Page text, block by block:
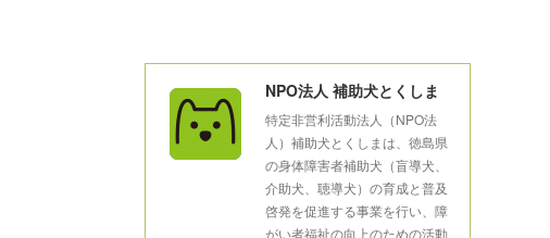
NPO法人 補助犬とくしま
特定非営利活動法人（NPO法
人）補助犬とくしまは、徳島県
の身体障害者補助犬（盲導犬、
介助犬、聴導犬）の育成と普及
啓発を促進する事業を行い、障
がい者福祉の向上のための活動